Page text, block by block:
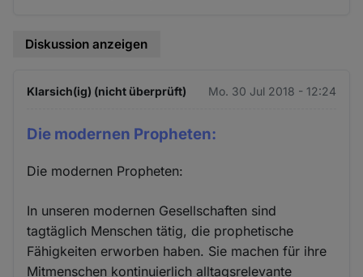
Diskussion anzeigen
Klarsich(ig) (nicht überprüft) Mo. 30 Jul 2018 - 12:24
Die modernen Propheten:
Die modernen Propheten:
In unseren modernen Gesellschaften sind
tagtäglich Menschen tätig, die prophetische
Fähigkeiten erworben haben. Sie machen für ihre
Mitmenschen kontinuierlich alltagsrelevante